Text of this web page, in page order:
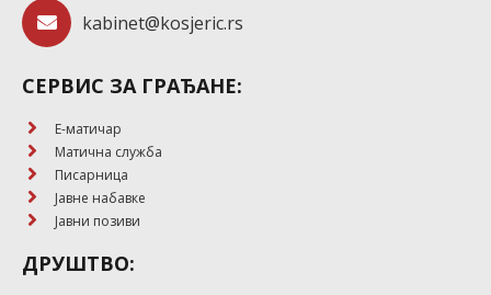
kabinet@kosjeric.rs
СЕРВИС ЗА ГРАЂАНЕ:
E-матичар
Матична служба
Писарница
Јавне набавке
Јавни позиви
ДРУШТВО: